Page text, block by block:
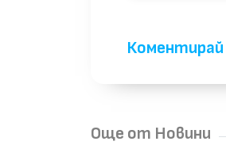
Коментирай
Още от Новини